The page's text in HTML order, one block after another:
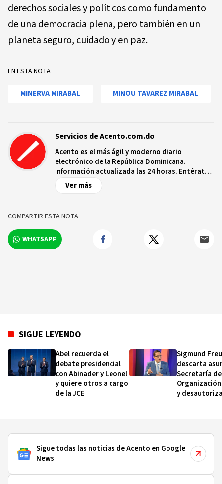
derechos sociales y políticos como fundamento
de una democracia plena, pero también en un
planeta seguro, cuidado y en paz.
EN ESTA NOTA
MINERVA MIRABAL MINOU TAVAREZ MIRABAL
Servicios de Acento.com.do
Acento es el más ágil y moderno diario
electrónico de la República Dominicana.
Información actualizada las 24 horas. Entérate
de las noticias y sucesos más importantes a
nivel nacional e internacional, videos y fotos
Ver más
COMPARTIR ESTA NOTA
WHATSAPP
SIGUE LEYENDO
Abel recuerda el
debate presidencial
con Abinader y Leonel
y quiere otros a cargo
de la JCE
Sigmund
descarta
Secretaría de
Organización
y
Sigue todas las noticias de Acento en Google
News